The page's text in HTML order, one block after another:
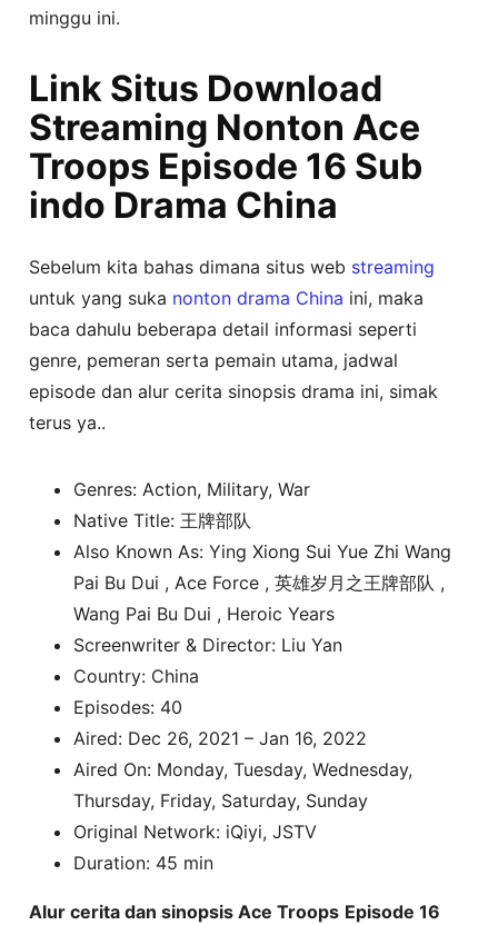
minggu ini.
Link Situs Download
Streaming Nonton Ace
Troops Episode 16 Sub
indo Drama China
Sebelum kita bahas dimana situs web streaming
untuk yang suka nonton drama China ini, maka
baca dahulu beberapa detail informasi seperti
genre, pemeran serta pemain utama, jadwal
episode dan alur cerita sinopsis drama ini, simak
terus ya..
Genres: Action, Military, War
Native Title: 王牌部队
Also Known As: Ying Xiong Sui Yue Zhi Wang
Pai Bu Dui , Ace Force , 英雄岁月之王牌部队 ,
Wang Pai Bu Dui , Heroic Years
Screenwriter & Director: Liu Yan
Country: China
Episodes: 40
Aired: Dec 26, 2021 – Jan 16, 2022
Aired On: Monday, Tuesday, Wednesday,
Thursday, Friday, Saturday, Sunday
Original Network: iQiyi, JSTV
Duration: 45 min
Alur cerita dan sinopsis Ace Troops Episode 16